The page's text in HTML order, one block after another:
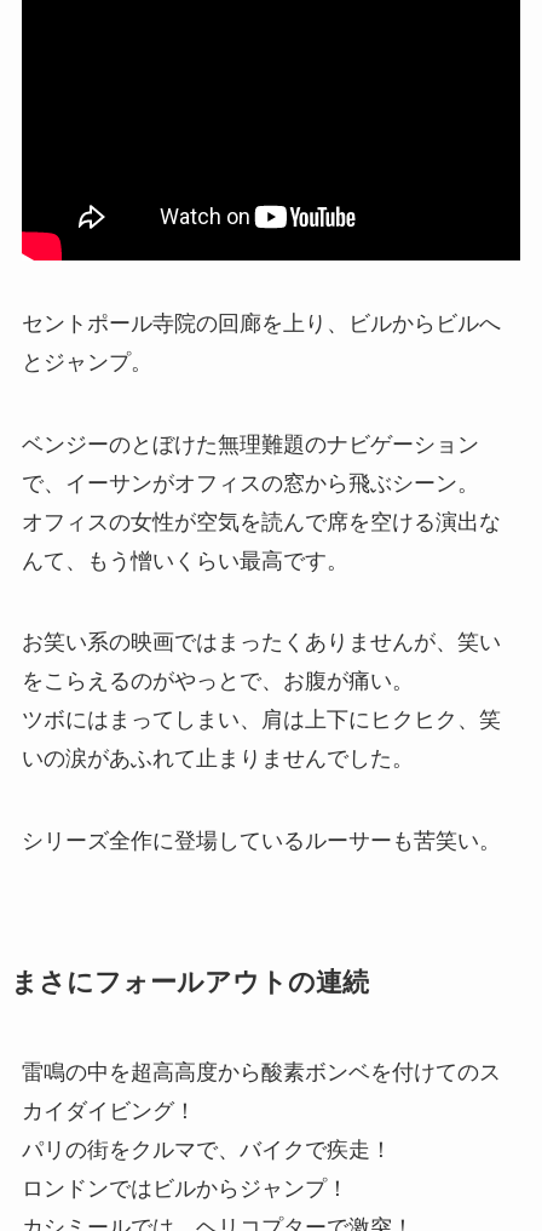
セントポール寺院の回廊を上り、ビルからビルへ
とジャンプ。
ベンジーのとぼけた無理難題のナビゲーション
で、イーサンがオフィスの窓から飛ぶシーン。
オフィスの女性が空気を読んで席を空ける演出な
んて、もう憎いくらい最高です。
お笑い系の映画ではまったくありませんが、笑い
をこらえるのがやっとで、お腹が痛い。
ツボにはまってしまい、肩は上下にヒクヒク、笑
いの涙があふれて止まりませんでした。
シリーズ全作に登場しているルーサーも苦笑い。
まさにフォールアウトの連続
雷鳴の中を超高高度から酸素ボンベを付けてのス
カイダイビング！
パリの街をクルマで、バイクで疾走！
ロンドンではビルからジャンプ！